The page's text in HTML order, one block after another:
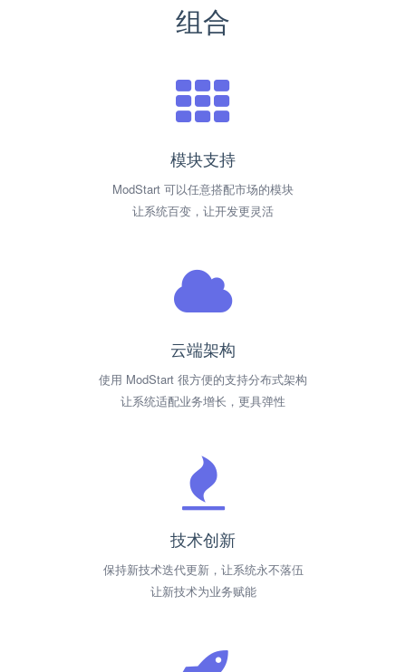
组合
模块支持
ModStart 可以任意搭配市场的模块
让系统百变，让开发更灵活
云端架构
使用 ModStart 很方便的支持分布式架构
让系统适配业务增长，更具弹性
技术创新
保持新技术迭代更新，让系统永不落伍
让新技术为业务赋能